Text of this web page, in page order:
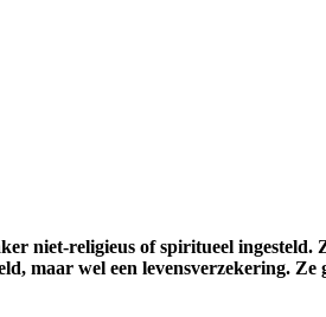
niet-religieus of spiritueel
maar wel een levensverzekering.